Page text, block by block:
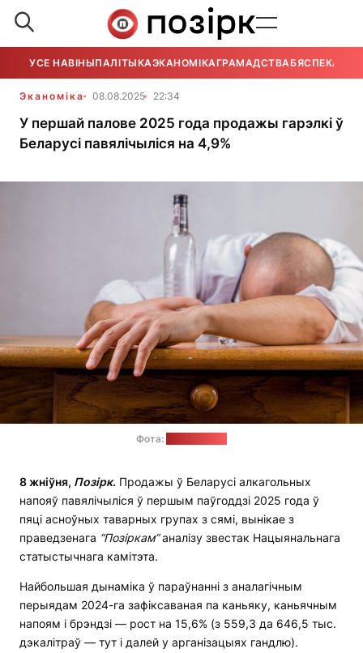
УСЕ НАВІНЫПАЛІТЫКАЭКАНОМІКАГРАМАДСТВАБЯСПЕКА
Эканоміка 08.08.2025 22:34
У першай палове 2025 года продажы гарэлкі ў
Беларусі павялічыліся на 4,9%
Фота:
8 жніўня, Позірк. Продажы ў Беларусі алкагольных
напояў павялічыліся ў першым паўгоддзі 2025 года ў
пяці асноўных таварных групах з сямі, вынікае з
праведзенага “Позіркам”аналізу звестак Нацыянальнага
статыстычнага камітэта.
Найбольшая дынаміка ў параўнанні з аналагічным
перыядам 2024-га зафіксаваная па каньяку, каньячным
напоям і брэндзі — рост на 15,6% (з 559,3 да 646,5 тыс.
дэкалітраў — тут і далей у арганізацыях гандлю).